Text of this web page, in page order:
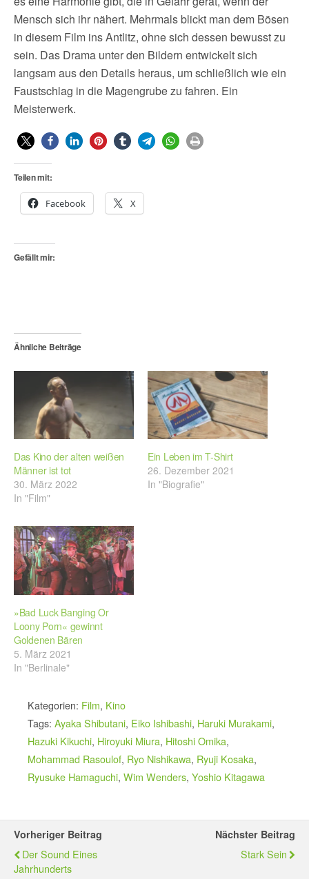
Mensch sich ihr nähert. Mehrmals blickt man dem Bösen
in diesem Film ins Antlitz, ohne sich dessen bewusst zu
sein. Das Drama unter den Bildern entwickelt sich
langsam aus den Details heraus, um schließlich wie ein
Faustschlag in die Magengrube zu fahren. Ein
Meisterwerk.
Teilen mit:
Facebook X
Gefällt mir:
Ähnliche Beiträge
Das Kino der alten weißen
Männer ist tot
30. März 2022
In "Film"
Ein Leben im T-Shirt
26. Dezember 2021
In "Biografie"
»Bad Luck Banging Or
Loony Porn« gewinnt
Goldenen Bären
5. März 2021
In "Berlinale"
Kategorien: Film, Kino
Tags: Ayaka Shibutani, Eiko Ishibashi, Haruki Murakami,
Hazuki Kikuchi, Hiroyuki Miura, Hitoshi Omika,
Mohammad Rasoulof, Ryo Nishikawa, Ryuji Kosaka,
Ryusuke Hamaguchi, Wim Wenders, Yoshio Kitagawa
Vorheriger Beitrag
Der Sound Eines
Jahrhunderts
Nächster Beitrag
Stark Sein